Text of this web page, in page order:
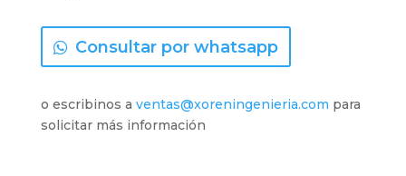
Consultar por whatsapp
o escribinos a ventas@xoreningenieria.com para
solicitar más información